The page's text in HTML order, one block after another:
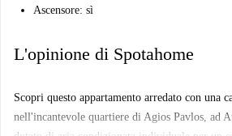
Ascensore: sì
L'opinione di Spotahome
Scopri questo appartamento arredato con una
nell'incantevole quartiere di Agios Pavlos, ad